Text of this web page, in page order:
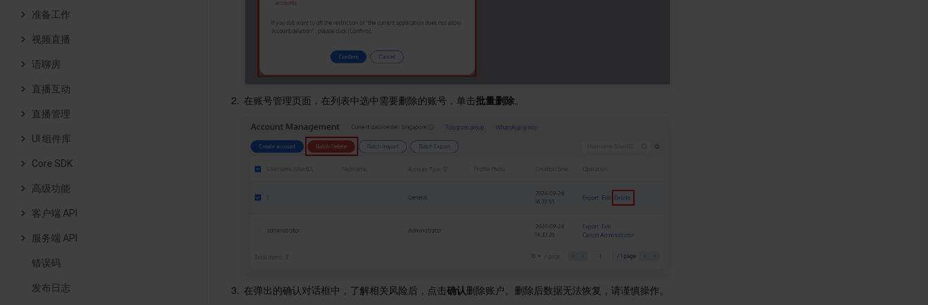
准备工作
视频直播
语聊房
直播互动
直播管理
UI 组件库
Core SDK
高级功能
客户端 API
服务端 API
错误码
发布日志
2. 在账号管理页面，在列表中选中需要删除的账号，单击批量删除。
3. 在弹出的确认对话框中，了解相关风险后，点击确认删除账户。删除后数据无法恢复，请谨慎操作。